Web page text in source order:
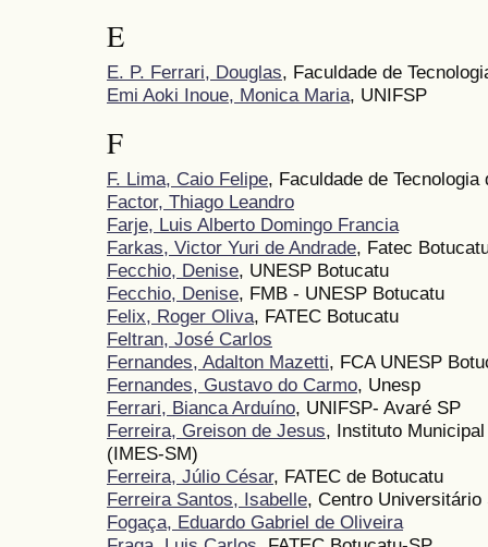
E
E. P. Ferrari, Douglas, Faculdade de
Emi Aoki Inoue, Monica Maria, UNIFSP
F
F. Lima, Caio Felipe, Faculdade de Tecnologia
Factor, Thiago Leandro
Farje, Luis Alberto Domingo Francia
Farkas, Victor Yuri de Andrade, Fatec
Fecchio, Denise, UNESP Botucatu
Fecchio, Denise, FMB - UNESP Botucatu
Felix, Roger Oliva, FATEC Botucatu
Feltran, José Carlos
Fernandes, Adalton Mazetti, FCA UNESP
Fernandes, Gustavo do Carmo, Unesp
Ferrari, Bianca Arduíno, UNIFSP- Avaré SP
Ferreira, Greison de Jesus, Instituto
(IMES-SM)
Ferreira, Júlio César, FATEC de Botucatu
Ferreira Santos, Isabelle, Centro Universitário
Fogaça, Eduardo Gabriel de Oliveira